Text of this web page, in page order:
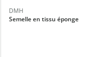
DMH
Semelle en tissu éponge